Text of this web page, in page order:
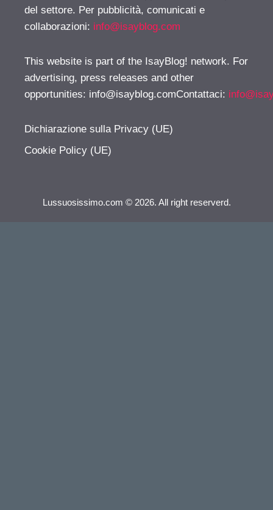
del settore. Per pubblicità, comunicati e
collaborazioni: info@isayblog.com
This website is part of the IsayBlog! network. For
advertising, press releases and other
opportunities: info@isayblog.comContattaci:
Dichiarazione sulla Privacy (UE)
Cookie Policy (UE)
Lussuosissimo.com © 2026. All right reserverd.